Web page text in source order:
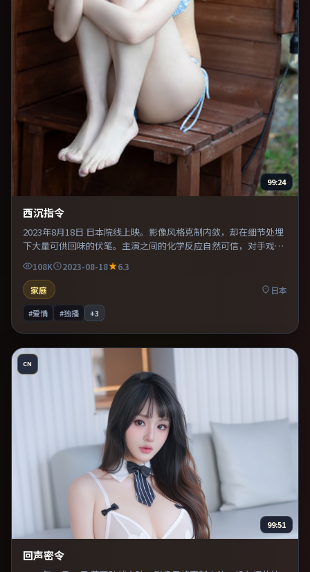
99:24
西沉指令
2023年8月18日 日本院线上映。影像风格克制内敛，却在细节处埋
下大量可供回味的伏笔。主演之间的化学反应自然可信，对手戏张
力贯穿全片。既有类型片爽感，也保留作者表达，口碑潜力不俗。
108K 2023-08-18
6.3
家庭
日本
#爱情 #独播 +3
CN
99:51
回声密令